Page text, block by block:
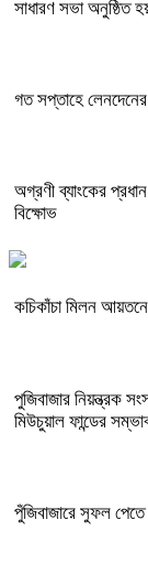
সাধারণ সভা অনুষ্ঠিত
গত সপ্তাহে
অগ্রণী ব্যাংকের প্রধান
বিক্ষোভ
কচিকাঁচা মিলন
পুজিবাজার নিয়ন্ত্রক
মিউচুয়াল ফান্ডের
পুঁজিবাজারে সুফল পেতে